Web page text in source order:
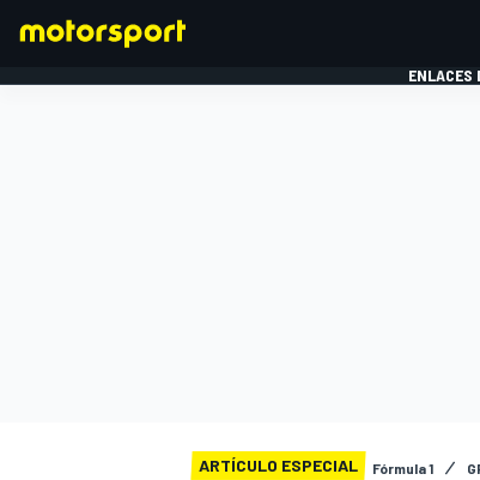
ENLACES
ARTÍCULO ESPECIAL Fórmula 1